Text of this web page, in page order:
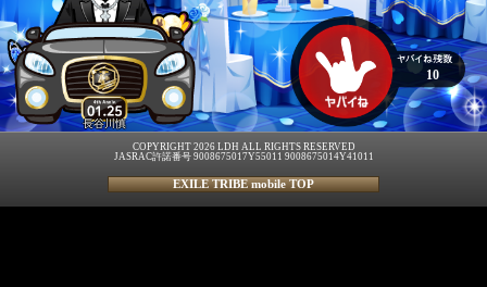
長谷川慎
10
COPYRIGHT 2026 LDH ALL RIGHTS RESERVED
JASRAC許諾番号 9008675017Y55011 9008675014Y41011
EXILE TRIBE mobile TOP